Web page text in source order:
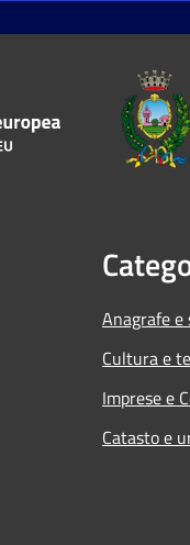
Anagrafe
Cultura e
Imprese e
Catasto e